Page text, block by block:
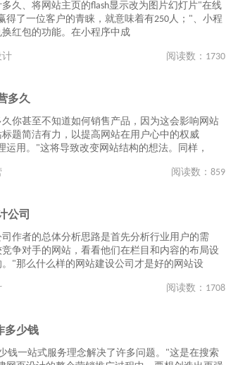
久、将网站主页的flash显示改为图片幻灯片"在线
得了一位客户的青睐，就意味着有250人；"、小程
红包的功能。在小程序中成
计 阅读数： 1730
多久
你甚至不知道如何销售产品，因为这会影响网站
题简洁有力，以提高网站在用户心中的权威
运用。"这将导致改变网站结构的想法。同样，
阅读数： 859
公司
作者的总体分析思路是首先分析行业用户的需
争对手的网站，看看他们在栏目和内容的布局设
"那么什么样的网站建设公司才是好的网站设
阅读数： 1708
多少钱
钱一站式服务理念解决了许多问题。"这是在搜索